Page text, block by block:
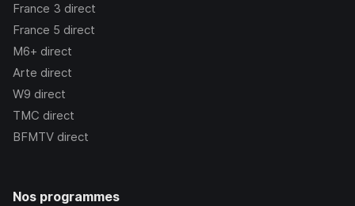
France 3 direct
France 5 direct
M6+ direct
Arte direct
W9 direct
TMC direct
BFMTV direct
Nos programmes